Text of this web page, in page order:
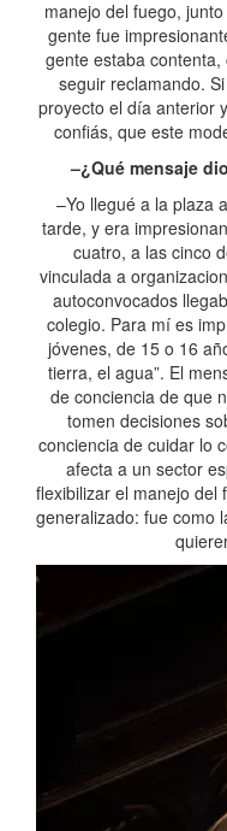
manejo del fuego,
gente fue
gente estaba
seguir reclamando.
proyecto el día anterior
confiás, que este
–¿Qué mensaje
–Yo llegué a la plaza
tarde, y era
cuatro, a las cinco
vinculada a
autoconvocados
colegio. Para mí es
jóvenes, de 15 o 16
tierra, el agua”. El
de conciencia de que
tomen decisiones
conciencia de cuidar lo
afecta a un sector
flexibilizar el manejo del
generalizado: fue como